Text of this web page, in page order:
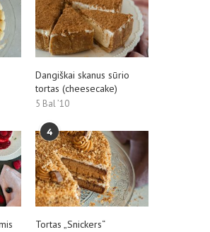
Dangiškai skanus sūrio
tortas (cheesecake)
5 Bal ’10
4
Tortas „Snickers“